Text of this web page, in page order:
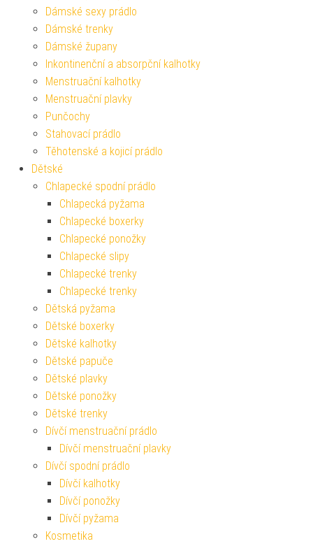
Dámské sexy prádlo
Dámské trenky
Dámské župany
Inkontinenční a absorpční kalhotky
Menstruační kalhotky
Menstruační plavky
Punčochy
Stahovací prádlo
Těhotenské a kojicí prádlo
Dětské
Chlapecké spodní prádlo
Chlapecká pyžama
Chlapecké boxerky
Chlapecké ponožky
Chlapecké slipy
Chlapecké trenky
Chlapecké trenky
Dětská pyžama
Dětské boxerky
Dětské kalhotky
Dětské papuče
Dětské plavky
Dětské ponožky
Dětské trenky
Dívčí menstruační prádlo
Dívčí menstruační plavky
Dívčí spodní prádlo
Dívčí kalhotky
Dívčí ponožky
Dívčí pyžama
Kosmetika